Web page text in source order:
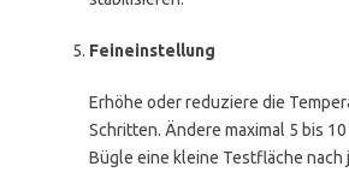
Feineinstellung
Erhöhe oder reduziere die
Schritten. Ändere maximal 5 bis 10
Bügle eine kleine Testfläche nach